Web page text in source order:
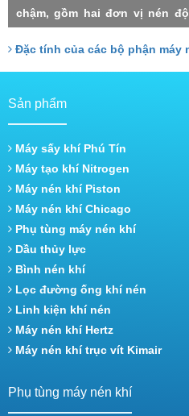
chậm, gồm hai đơn vị nén
thấp, thất thoát nhỏ, Hai cấp
xuất tương đồng, do đó chịu
Đặc tính của các bộ phận máy
Sản phẩm
Máy sấy khí Phú Tín
Máy tạo khí Nitrogen
Máy nén khí Piston
Máy nén khí Chicago
Phụ tùng máy nén khí
Dầu thủy lực
Bình nén khí
Lọc đường ống khí nén
Linh kiện khí nén
Máy nén khí Hertz
Máy nén khí trục vít Kimair
Phụ tùng máy nén khí